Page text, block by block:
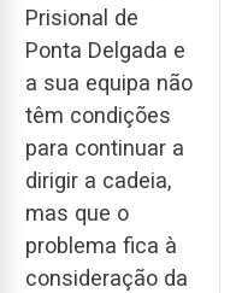
Prisional de
Ponta Delgada e
a sua equipa não
têm condições
para continuar a
dirigir a cadeia,
mas que o
problema fica à
consideração da